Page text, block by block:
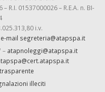
R.I. 01537000026 – R.E.A. n. BI-
i.v.
e-mail segreteria@atapspa.it
– atapnoleggi@atapspa.it
illeciti